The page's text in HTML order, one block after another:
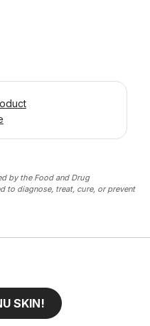
by the Food and Drug
to diagnose, treat, cure, or prevent
SKIN!